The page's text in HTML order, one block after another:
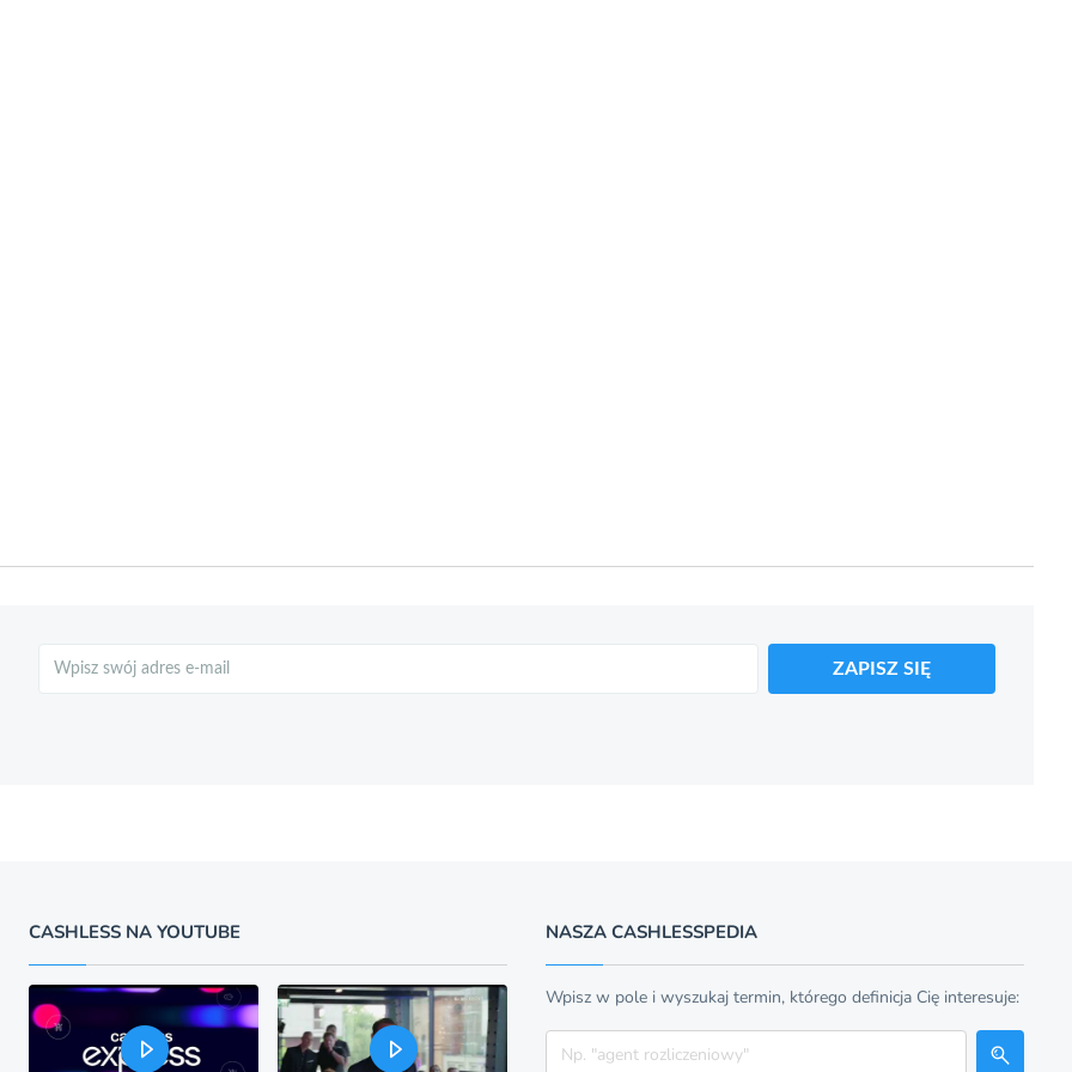
ZAPISZ SIĘ
CASHLESS NA YOUTUBE NASZA CASHLESSPEDIA
Wpisz w pole i wyszukaj termin, którego definicja Cię interesuje:
Szukaj